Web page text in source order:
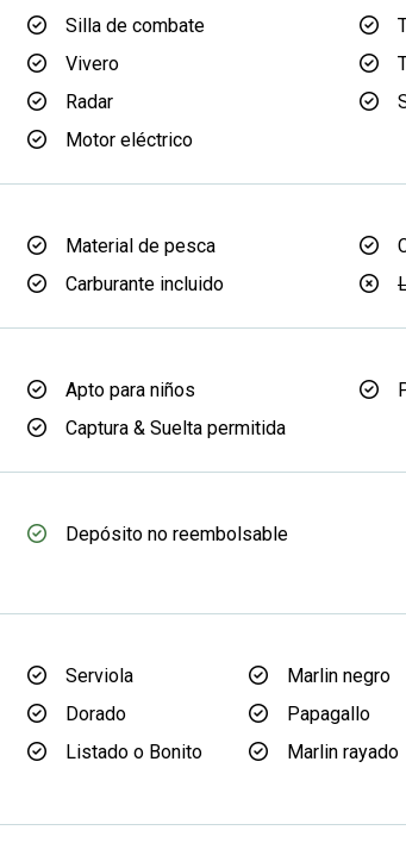
Silla de combate
Vivero
Radar
Motor eléctrico
Material de pesca
Carburante incluido
Apto para niños
Captura & Suelta permitida
Depósito no reembolsable
Serviola Marlin negro
Dorado
Papagallo
Listado o Bonito
Marlin rayado